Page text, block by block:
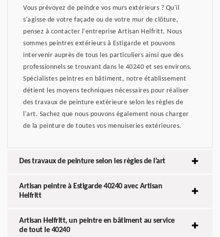
Vous prévoyez de peindre vos murs extérieurs ? Qu'il
s'agisse de votre façade ou de votre mur de clôture,
pensez à contacter l'entreprise Artisan Helfritt. Nous
sommes peintres extérieurs à Estigarde et pouvons
intervenir auprès de tous les particuliers ainsi que des
professionnels se trouvant dans le 40240 et ses environs.
Spécialistes peintres en bâtiment, notre établissement
détient les moyens techniques nécessaires pour réaliser
des travaux de peinture extérieure selon les règles de
l'art. Sachez que nous pouvons également nous charger
de la peinture de toutes vos menuiseries extérieures.
Des travaux de peinture selon les règles de l’art
Artisan peintre à Estigarde 40240 avec Artisan
Helfritt
Artisan Helfritt, un peintre en bâtiment au service
de tout le 40240